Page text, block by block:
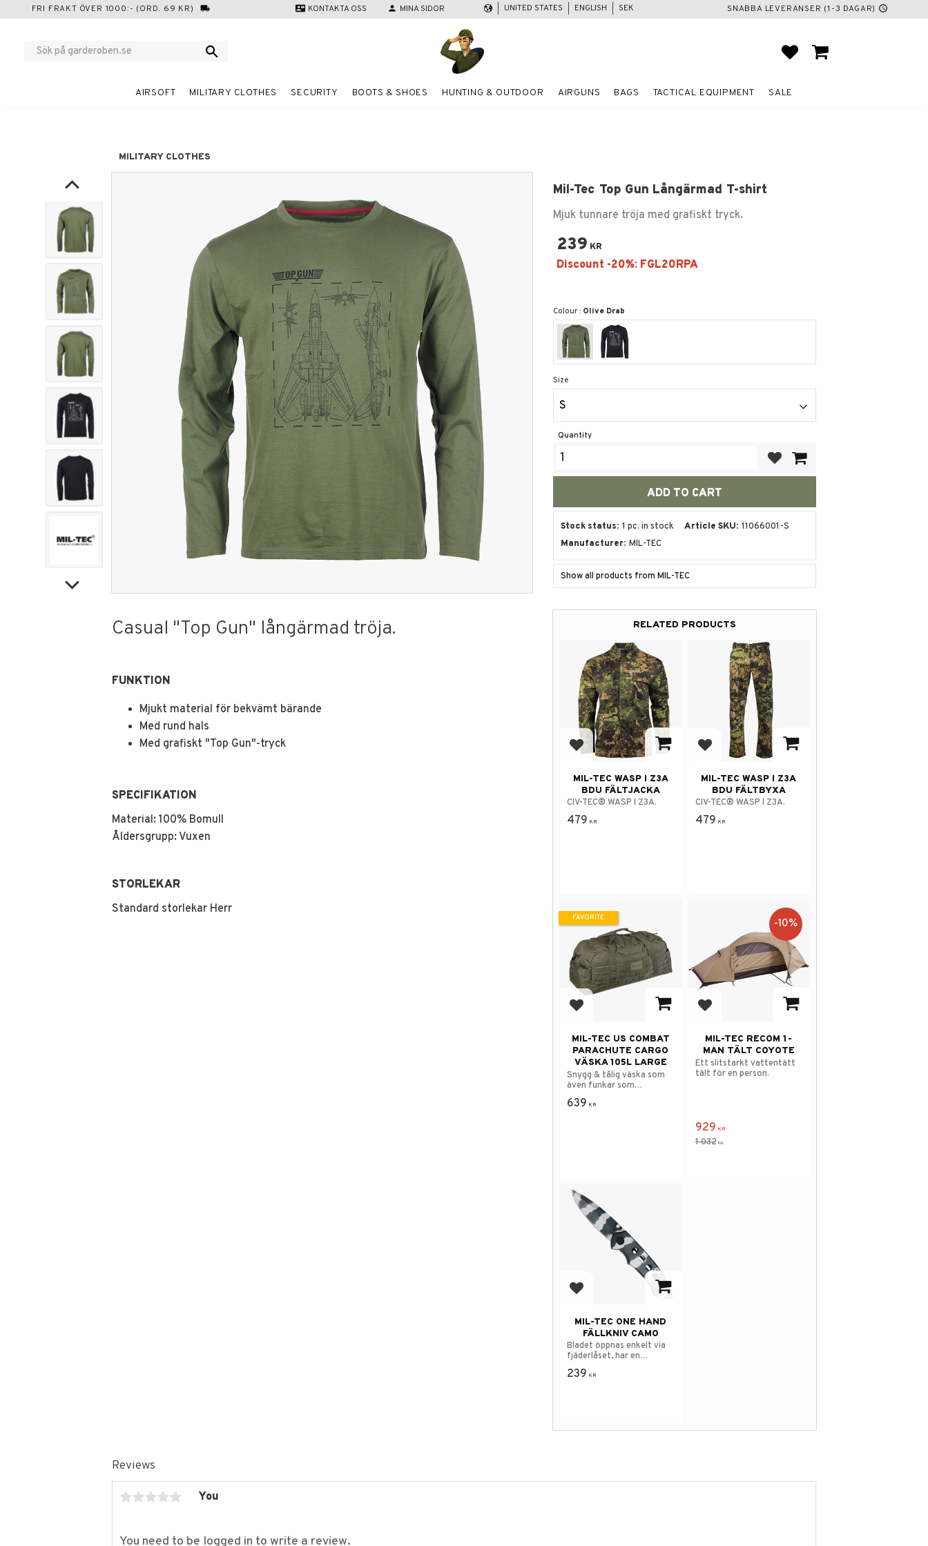
FRI FRAKT ÖVER 1000:- (ORD. 69 KR) local_shipping contact_mail KONTAKTA OSS person MINA SIDOR SNABBA LEVERANSER (1-3 DAGAR) schedule
UNITED STATES ENGLISH SEK
FAVORITES
BASKET
AIRSOFT MILITARY CLOTHES SECURITY BOOTS & SHOES HUNTING & OUTDOOR AIRGUNS BAGS TACTICAL EQUIPMENT SALE
MILITARY CLOTHES
Mil-Tec Top Gun Långärmad T-shirt
Mjuk tunnare tröja med grafiskt tryck.
239 KR
Colour : Olive Drab
Size
S
Quantity
Stock status 1 pc. in stock Article SKU 11066001-S
Manufacturer MIL-TEC
Show all products from MIL-TEC
Casual "Top Gun" långärmad tröja.
FUNKTION
Mjukt material för bekvämt bärande
Med rund hals
Med grafiskt "Top Gun"-tryck
SPECIFIKATION
Material: 100% Bomull
Åldersgrupp: Vuxen
STORLEKAR
Standard storlekar Herr
Reviews
You
RELATED PRODUCTS
Add to favorites
MIL-TEC WASP I Z3A
BDU FÄLTJACKA
CIV-TEC® WASP I Z3A.
479 KR
Add to favorites
MIL-TEC WASP I Z3A
BDU FÄLTBYXA
CIV-TEC® WASP I Z3A.
479 KR
Add to favorites
MIL-TEC US COMBAT
PARACHUTE CARGO
VÄSKA 105L LARGE
Snygg & tålig väska som
även funkar som
ryggsäck.
639 KR
FAVORITE
Add to favorites
MIL-TEC RECOM 1-
MAN TÄLT COYOTE
Ett slitstarkt vattentätt
tält för en person.
929 KR
1 032KR
10%
Add to favorites
MIL-TEC ONE HAND
FÄLLKNIV CAMO
Bladet öppnas enkelt via
fjäderlåset, har en
fickklämma.
239 KR